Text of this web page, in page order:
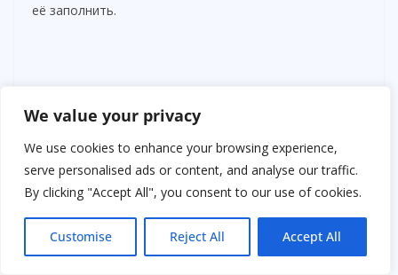
We value your privacy
We use cookies to enhance your browsing experience,
serve personalised ads or content, and analyse our traffic.
By clicking "Accept All", you consent to our use of cookies.
Customise Reject All Accept All
её заполнить.